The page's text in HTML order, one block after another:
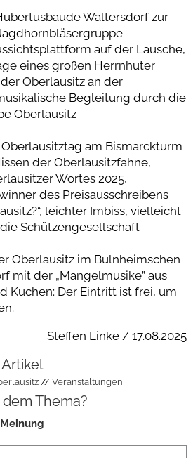
Waltersdorf zur
auf der Lausche,
eines großen Herrnhuter
Oberlausitz an der
Begleitung durch die
Oberlausitz
Oberlausitztag am Bismarckturm
der Oberlausitzfahne,
Wortes 2025,
des Preisausschreibens
leichter Imbiss, vielleicht
Schützengesellschaft
Oberlausitz im Bulnheimschen
mit der „Mangelmusike” aus
Kuchen: Der Eintritt ist frei, um
Steffen Linke / 17.08.2025
Veranstaltungen
Thema?